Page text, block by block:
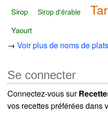
Sirop Sirop d'érable
Yaourt
→ Voir plus de noms de
Se connecter
Connectez-vous sur
vos recettes préférées dans